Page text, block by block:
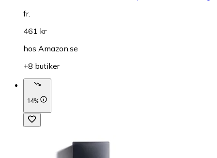
fr.
461 kr
hos Amazon.se
+8 butiker
14%